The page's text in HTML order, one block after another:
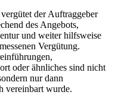
der Auftraggeber
des Angebots,
und weiter hilfsweise
Vergütung.
oder ähnliches sind nicht
nur dann
vereinbart wurde.